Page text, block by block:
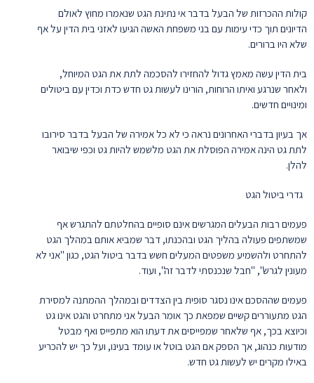
קולות ההכרזות של הבעל בדבר אי נתינת הגט שנאמרו מחוץ לאולם
הדיונים תוך כדי עימות עם בני משפחת האשה הגיעו לאזני בית הדין על אף
שלא היו ברורים.
בית הדין עשה מאמץ גדול להחזירו להסכמה לתת את הגט המיוחל,
ולאחר שנרגע ואיתו הרוחות, הורינו לעשות גט חדש כדת וכדין עם ביטולים
ומינויים חדשים.
אך בעיון בדברי האחרונים נראה כי לא כל אמירה של הבעל בדבר סירובו
לתת גט הינה אמירה הפוסלת את הגט מלשמש להיות גט וכפי שיבואר
להלן.
גדרי ביטול הגט
פעמים רבות הבעלים המגרשים אינם סופיים בהחלטתם להתגרש אף
שמשתפים פעולה בהליך הגט ובהכנתו, דבר שמביא אותם במהלך הגט
להתחרט ולהשמיע משפטים המעלים חשש בדבר ביטול הגט, כגון "אני לא
מעונין לגרש", "חבל שנכנסתי לדבר זה", ועוד.
פעמים שההסכם אינו נסגר סופית בין הצדדים ובמהלך ההמתנה למסירת
הגט מתעוררים קשיים שמפאת כך אומר הבעל אני מתחרט והגט אינו גט
וכיוצא בכך, אף שלאחר שמפייסים את דעתו הוא מתפייס ואף מבטל
מודעות כנהוג, אך הספק אם הגט בוטל או עומד בעינו, ועל כך יש להכריע
באילו מקרים יש לעשות גט חדש.